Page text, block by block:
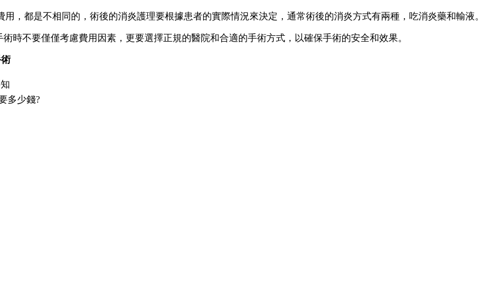
，都是不相同的，術後的消炎護理要根據患者的實際情況來決定，通常術後的消炎方式有兩種，吃消炎藥和輸液。
時不要僅僅考慮費用因素，更要選擇正規的醫院和合適的手術方式，以確保手術的安全和效果。
多少錢?